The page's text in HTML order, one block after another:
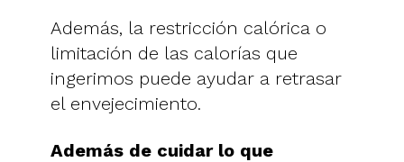
Además, la restricción calórica o
limitación de las calorías que
ingerimos puede ayudar a retrasar
el envejecimiento.
Además de cuidar lo que